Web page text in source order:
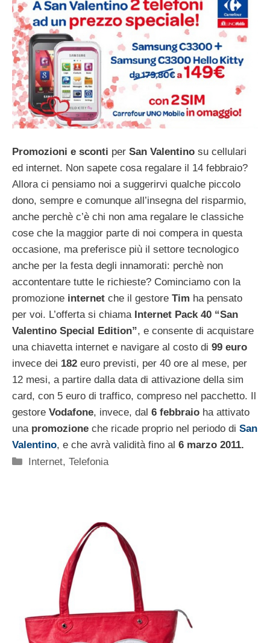
Promozioni e sconti per San Valentino su cellulari
ed internet. Non sapete cosa regalare il 14 febbraio?
Allora ci pensiamo noi a suggerirvi qualche piccolo
dono, sempre e comunque all’insegna del risparmio,
anche perchè c’è chi non ama regalare le classiche
cose che la maggior parte di noi compera in questa
occasione, ma preferisce più il settore tecnologico
anche per la festa degli innamorati: perchè non
accontentare tutte le richieste? Cominciamo con la
promozione internet che il gestore Tim ha pensato
per voi. L’offerta si chiamaInternet Pack 40 “San
Valentino Special Edition”, e consente di acquistare
una chiavetta internet e navigare al costo di 99 euro
invece dei 182 euro previsti, per 40 ore al mese, per
12 mesi, a partire dalla data di attivazione della sim
card, con 5 euro di traffico, compreso nel pacchetto. Il
gestore Vodafone, invece, dal 6 febbraio ha attivato
una promozione che ricade proprio nel periodo di San
Valentino, e che avrà validità fino al 6 marzo 2011.
Categorie
Internet,Telefonia